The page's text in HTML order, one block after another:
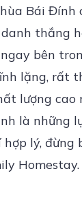
Bái Đính
thắng
bên
lặng, rất
lượng cao
là những
lý, đừng
Homestay.